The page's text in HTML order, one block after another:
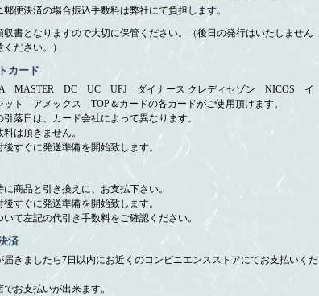
便決済の場合振込手数料は弊社にて負担します。
書となりますので大切に保管ください。（後日の発行はいたしません
ださい。）
カード
MASTER DC UC UFJ ダイナース クレディセゾン NICOS イ
ット アメックス TOP＆カードの各カードがご使用頂けます。
引落日は、カード会社によって異なります。
は頂きません。
後すぐに発送準備を開始致します。
に商品と引き換えに、お支払下さい。
後すぐに発送準備を開始致します。
いて左記の代引き手数料をご確認ください。
済
届きましたら7日以内にお近くのコンビニエンスストアにてお支払いくだ
お支払いが出来ます。